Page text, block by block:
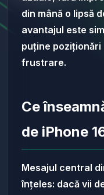
din mână o lipsă
avantajul este
puține poziționări
frustrare.
Ce
de iPhone
Mesajul central
înțeles: dacă vii